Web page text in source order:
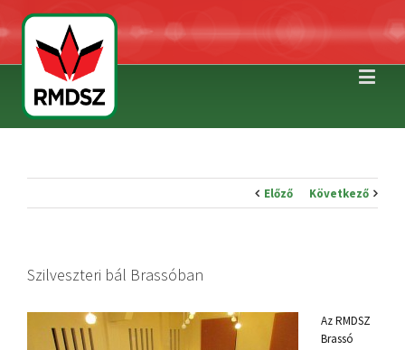
Előző Következő
Szilveszteri bál Brassóban
Az RMDSZ
Brassó